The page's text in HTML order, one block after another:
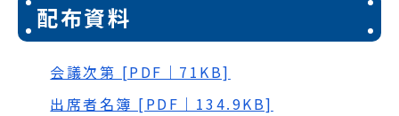
配布資料
会議次第 [PDF｜71KB]
出席者名簿 [PDF｜134.9KB]